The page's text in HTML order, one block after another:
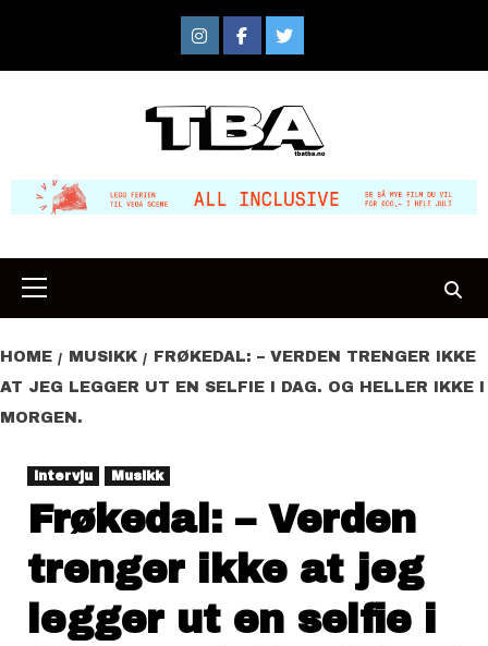
content
InstagramFacebook
Twitter
Primary
Menu
HOME MUSIKK
FRØKEDAL: – VERDEN TRENGER IKKE
AT JEG LEGGER UT EN SELFIE I DAG. OG HELLER IKKE I
MORGEN.
Intervju Musikk
Frøkedal: – Verden
trenger ikke at jeg
legger ut en selfie i